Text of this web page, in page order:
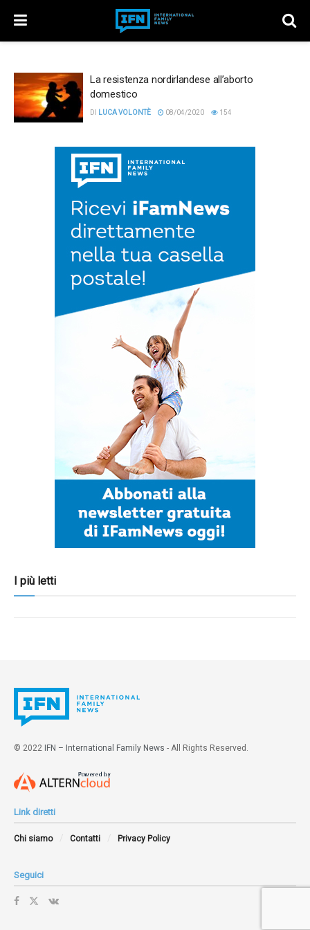
La resistenza nordirlandese all’aborto
domestico
DI LUCA VOLONTÈ 08/04/2020 154
I più letti
© 2022 IFN – International Family News - All Rights Reserved.
Link diretti
Chi siamo Contatti Privacy Policy
Seguici